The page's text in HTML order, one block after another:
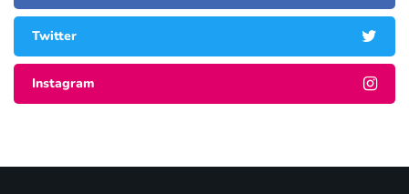
Twitter
Instagram